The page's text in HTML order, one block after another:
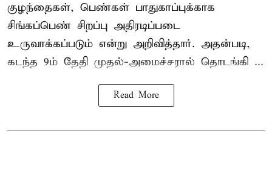
குழந்தைகள், பெண்கள் பாதுகாப்புக்காக
சிங்கப்பெண் சிறப்பு அதிரடிப்படை
உருவாக்கப்படும் என்று அறிவித்தார். அதன்படி,
கடந்த 9ம் தேதி முதல்-அமைச்சரால் தொடங்கி ...
Read More